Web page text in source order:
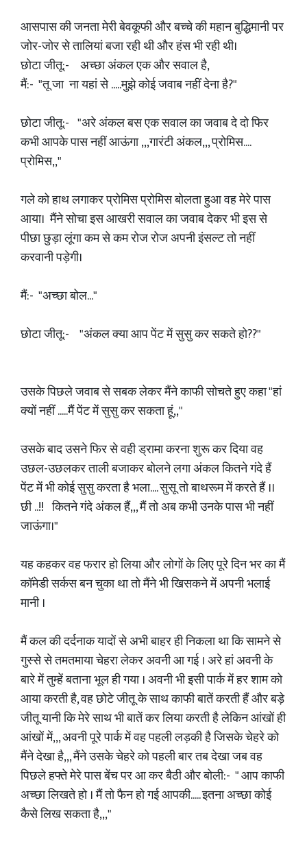
आसपास की जनता मेरी बेवकूफी और बच्चे की महान बुद्धिमानी पर
जोर-जोर से तालियां बजा रही थी और हंस भी रही थी।
छोटा जीतू:- अच्छा अंकल एक और सवाल है,
मैं:- "तू जा ना यहां से .....मुझे कोई जवाब नहीं देना है?"
छोटा जीतू:- "अरे अंकल बस एक सवाल का जवाब दे दो फिर
कभी आपके पास नहीं आऊंगा ,,,गारंटी अंकल,,, प्रोमिस....
प्रोमिस,,"
गले को हाथ लगाकर प्रोमिस प्रोमिस बोलता हुआ वह मेरे पास
आया। मैंने सोचा इस आखरी सवाल का जवाब देकर भी इस से
पीछा छुड़ा लूंगा कम से कम रोज रोज अपनी इंसल्ट तो नहीं
करवानी पड़ेगी।
मैं:- "अच्छा बोल..."
छोटा जीतू:- "अंकल क्या आप पेंट में सुसु कर सकते हो??"
उसके पिछले जवाब से सबक लेकर मैंने काफी सोचते हुए कहा "हां
क्यों नहीं .....मैं पेंट में सुसु कर सकता हूं,,"
उसके बाद उसने फिर से वही ड्रामा करना शुरू कर दिया वह
उछल-उछलकर ताली बजाकर बोलने लगा अंकल कितने गंदे हैं
पेंट में भी कोई सुसु करता है भला.... सुसू तो बाथरूम में करते हैं ।।
छी ..!! कितने गंदे अंकल हैं,,, मैं तो अब कभी उनके पास भी नहीं
जाऊंगा।"
यह कहकर वह फरार हो लिया और लोगों के लिए पूरे दिन भर का मैं
कॉमेडी सर्कस बन चुका था तो मैंने भी खिसकने में अपनी भलाई
मानी ।
मैं कल की दर्दनाक यादों से अभी बाहर ही निकला था कि सामने से
गुस्से से तमतमाया चेहरा लेकर अवनी आ गई । अरे हां अवनी के
बारे में तुम्हें बताना भूल ही गया । अवनी भी इसी पार्क में हर शाम को
आया करती है, वह छोटे जीतू के साथ काफी बातें करती हैं और बड़े
जीतू यानी कि मेरे साथ भी बातें कर लिया करती है लेकिन आंखों ही
आंखों में,,, अवनी पूरे पार्क में वह पहली लड़की है जिसके चेहरे को
मैंने देखा है,,, मैंने उसके चेहरे को पहली बार तब देखा जब वह
पिछले हफ्ते मेरे पास बेंच पर आ कर बैठी और बोली:- " आप काफी
अच्छा लिखते हो । मैं तो फैन हो गई आपकी..... इतना अच्छा कोई
कैसे लिख सकता है,,,"